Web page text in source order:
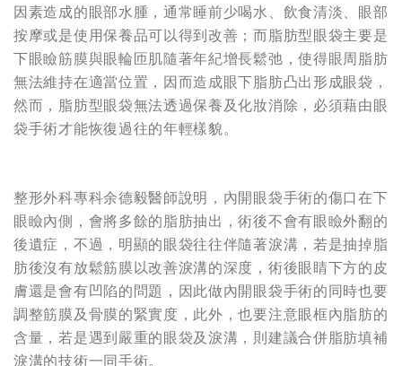
因素造成的眼部水腫，通常睡前少喝水、飲食清淡、眼部
按摩或是使用保養品可以得到改善；而脂肪型眼袋主要是
下眼瞼筋膜與眼輪匝肌隨著年紀增長鬆弛，使得眼周脂肪
無法維持在適當位置，因而造成眼下脂肪凸出形成眼袋，
然而，脂肪型眼袋無法透過保養及化妝消除，必須藉由眼
袋手術才能恢復過往的年輕樣貌。
整形外科專科余德毅醫師說明，內開眼袋手術的傷口在下
眼瞼內側，會將多餘的脂肪抽出，術後不會有眼瞼外翻的
後遺症，不過，明顯的眼袋往往伴隨著淚溝，若是抽掉脂
肪後沒有放鬆筋膜以改善淚溝的深度，術後眼睛下方的皮
膚還是會有凹陷的問題，因此做內開眼袋手術的同時也要
調整筋膜及骨膜的緊實度，此外，也要注意眼框內脂肪的
含量，若是遇到嚴重的眼袋及淚溝，則建議合併脂肪填補
淚溝的技術一同手術。